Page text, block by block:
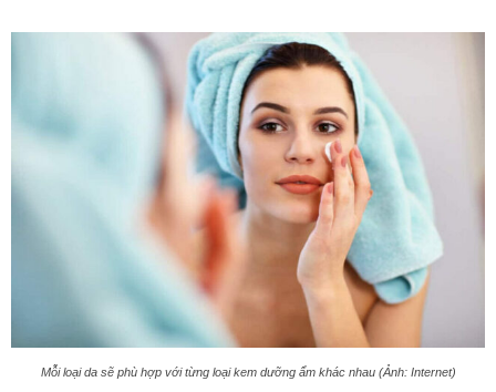
Mỗi loại da sẽ phù hợp với từng loại kem dưỡng ẩm khác nhau (Ảnh: Internet)